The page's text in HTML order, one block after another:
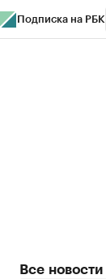
Подписка на РБК
Все новости